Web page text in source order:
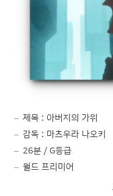
제목 : 아버지의 가위
감독 : 마츠우라 나오키
26분 / G등급
월드 프리미어